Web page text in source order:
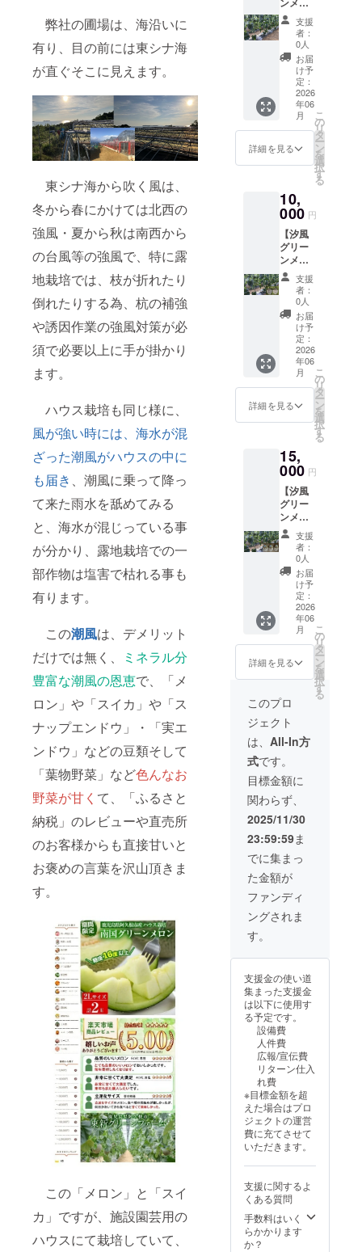
弊社の圃場は、海沿いに
有り、目の前には東シナ海
が直ぐそこに見えます。
東シナ海から吹く風は、
冬から春にかけては北西の
強風・夏から秋は南西から
の台風等の強風で、特に露
地栽培では、枝が折れたり
倒れたりする為、杭の補強
や誘因作業の強風対策が必
須で必要以上に手が掛かり
ます。
ハウス栽培も同じ様に、
風が強い時には、海水が混
ざった潮風がハウスの中に
も届き 、潮風に乗って降っ
て来た雨水を舐めてみる
と、海水が混じっている事
が分かり、露地栽培での一
部作物は塩害で枯れる事も
有ります。
この潮風は、デメリット
だけでは無く、
ミネラル分
豊富な潮風の恩恵で、「メ
ロン」や「スイカ」や「ス
ナップエンドウ」・「実エ
ンドウ」などの豆類そして
「葉物野菜」など色んなお
野菜が甘く て、「ふるさと
納税」のレビューや直売所
のお客様からも直接甘いと
お褒めの言葉を沢山頂きま
す。
この「メロン」と「スイ
カ」ですが、施設園芸用の
ハウスにて栽培していて、
ン】1個
入り ・
名称：
汐風グ
リーン
メロン
・個
数：約1
個 ・重
量：約
1.2kg～
約2.0kg
・保存
常温保
存 ・消
費期限
もしく
は賞味
期限：
発送後
10日間
・原産
国、産
地：鹿
児島県
阿久根
市 ※食
品表示
はお届
け商品
ます。
支援
者：
0人
お届
け予
定：
2026
年06
月
詳細を見る
こ
の
リ
タ
ー
ン
を
選
択
す
る
10,
000 円
【汐風
グリー
ンメロ
ン】2個
入り ・
名称：
汐風グ
リーン
メロン
・個
数：約2
個 ・重
量：約
1.2kg～
約2.0kg
・保存
常温保
存 ・消
費期限
もしく
は賞味
期限：
発送後
10日間
・原産
国、産
地：鹿
児島県
阿久根
市 ※食
品表示
はお届
け商品
記され
ます。
支援
者：
0人
お届
け予
定：
2026
年06
月
詳細を見る
こ
の
リ
タ
ー
ン
を
選
択
す
る
15,
000 円
【汐風
グリー
ンメロ
ン】3個
入り ・
名称：
汐風グ
リーン
メロン
・個
数：約3
個 ・重
量：約
1.2kg～
約2.0kg
・保存
方法：
常温保
存 ・消
費期限
もしく
は賞味
期限：
発送後
10日間
・原産
国、産
地：鹿
児島県
阿久根
市 ※食
品表示
はお届
け商品
記され
支援
者：
0人
お届
け予
定：
2026
年06
月
詳細を見る
こ
の
リ
タ
ー
ン
を
選
択
す
る
このプロ
ジェクト
は、 All-In方
式です。
目標金額に
関わらず、
2025/11/30
23:59:59ま
でに集まっ
た金額が
ファンディ
ングされま
す。
支援金の使い道
集まった支援金
は以下に使用す
る予定です。
設備費
人件費
広報/宣伝費
リターン仕入
れ費
※目標金額を超
えた場合はプロ
ジェクトの運営
費に充てさせて
いただきます。
支援に関するよ
くある質問
手数料はいく
らかかります
か？